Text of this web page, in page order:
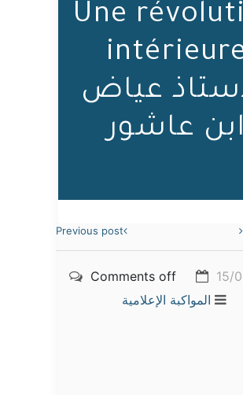
Une
عياض
ابن عاشور
Previous post
15/
Comments off
المواكبة الإعلامية